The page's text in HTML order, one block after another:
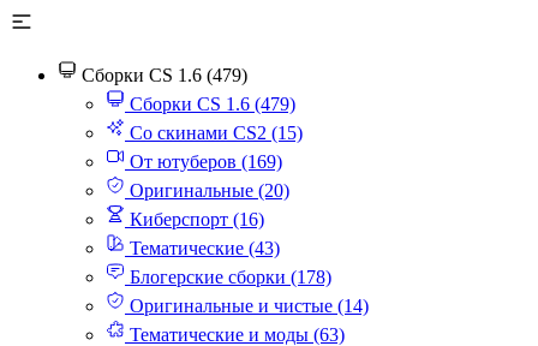
Сборки CS 1.6 (479)
Сборки CS 1.6 (479)
Со скинами CS2 (15)
От ютуберов (169)
Оригинальные (20)
Киберспорт (16)
Тематические (43)
Блогерские сборки (178)
Оригинальные и чистые (14)
Тематические и моды (63)